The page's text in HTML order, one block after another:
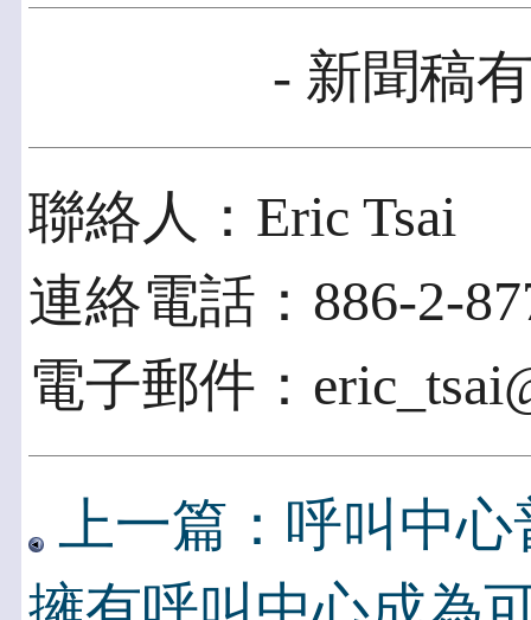
- 新聞稿
聯絡人：Eric Tsai
連絡電話：886-2-
電子郵件：
上一篇：呼叫中